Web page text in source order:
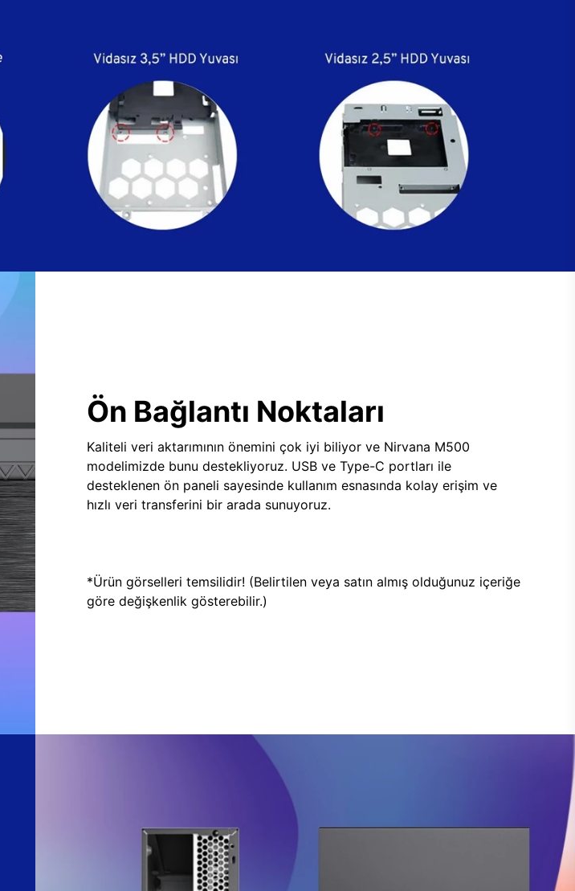
Ön Bağlantı Noktaları
Kaliteli veri aktarımının önemini çok iyi biliyor ve Nirvana M500
modelimizde bunu destekliyoruz. USB ve Type-C portları ile
desteklenen ön paneli sayesinde kullanım esnasında kolay erişim ve
hızlı veri transferini bir arada sunuyoruz.
*Ürün görselleri temsilidir! (Belirtilen veya satın almış olduğunuz içeriğe
göre değişkenlik gösterebilir.)